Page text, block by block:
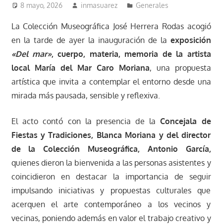
8 mayo, 2026 inmasuarez Generales
La Colección Museográfica José Herrera Rodas acogió
en la tarde de ayer la inauguración de la exposición
«Del mar», cuerpo, materia, memoria de la artista
local María del Mar Caro Moriana, una propuesta
artística que invita a contemplar el entorno desde una
mirada más pausada, sensible y reflexiva.
El acto contó con la presencia de laConcejala de
Fiestas y Tradiciones, Blanca Moriana y del director
de la Colección Museográfica, Antonio García,
quienes dieron la bienvenida a las personas asistentes y
coincidieron en destacar la importancia de seguir
impulsando iniciativas y propuestas culturales que
acerquen el arte contemporáneo a los vecinos y
vecinas, poniendo además en valor el trabajo creativo y